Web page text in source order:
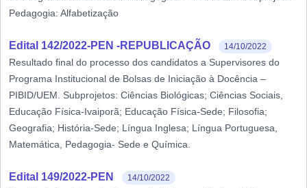
Pedagogia: Alfabetização
Edital 142/2022-PEN -REPUBLICAÇÃO 14/10/2022
Resultado final do processo dos candidatos a Supervisores do
Programa Institucional de Bolsas de Iniciação à Docência –
PIBID/UEM. Subprojetos: Ciências Biológicas; Ciências Sociais,
Educação Física-Ivaiporã; Educação Física-Sede; Filosofia;
Geografia; História-Sede; Língua Inglesa; Língua Portuguesa,
Matemática, Pedagogia- Sede e Química.
Edital 149/2022-PEN 14/10/2022